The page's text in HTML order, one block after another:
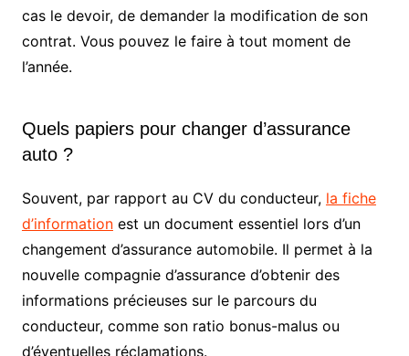
cas le devoir, de demander la modification de son
contrat. Vous pouvez le faire à tout moment de
l’année.
Quels papiers pour changer d’assurance
auto ?
Souvent, par rapport au CV du conducteur, la fiche
d’informationest un document essentiel lors d’un
changement d’assurance automobile. Il permet à la
nouvelle compagnie d’assurance d’obtenir des
informations précieuses sur le parcours du
conducteur, comme son ratio bonus-malus ou
d’éventuelles réclamations.